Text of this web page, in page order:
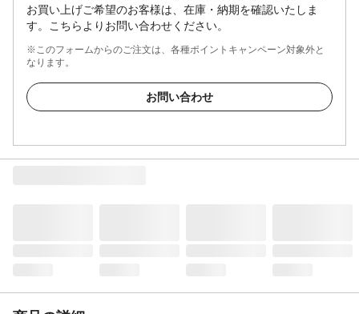
お買い上げご希望のお客様は、在庫・納期を確認いたしま
す。こちらよりお問い合わせください。
※このフォームからのご注文は、各種ポイントキャンペーン対象外と
なります。
お問い合わせ